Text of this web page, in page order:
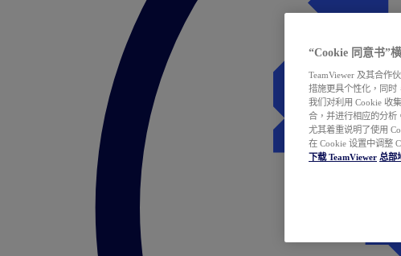
“Cookie 同意书”
TeamViewer 及其合作
措施更具个性化，同时
我们对利用 Cookie 收
合，并进行相应的分析
尤其着重说明了使用
在 Cookie 设置中调整
下载 TeamViewer 总部